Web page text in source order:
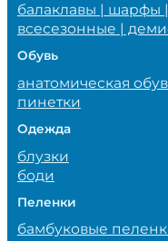
балаклавы | шарфы
всесезонные |
Обувь
анатомическая
пинетки
Одежда
блузки
боди
Пеленки
бамбуковые